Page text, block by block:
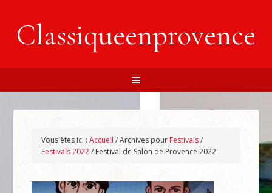
Classiqueenprovence
Vous êtes ici :Accueil /Archives pour Festivals/
Festivals 2022/ Festival de Salon de Provence 2022